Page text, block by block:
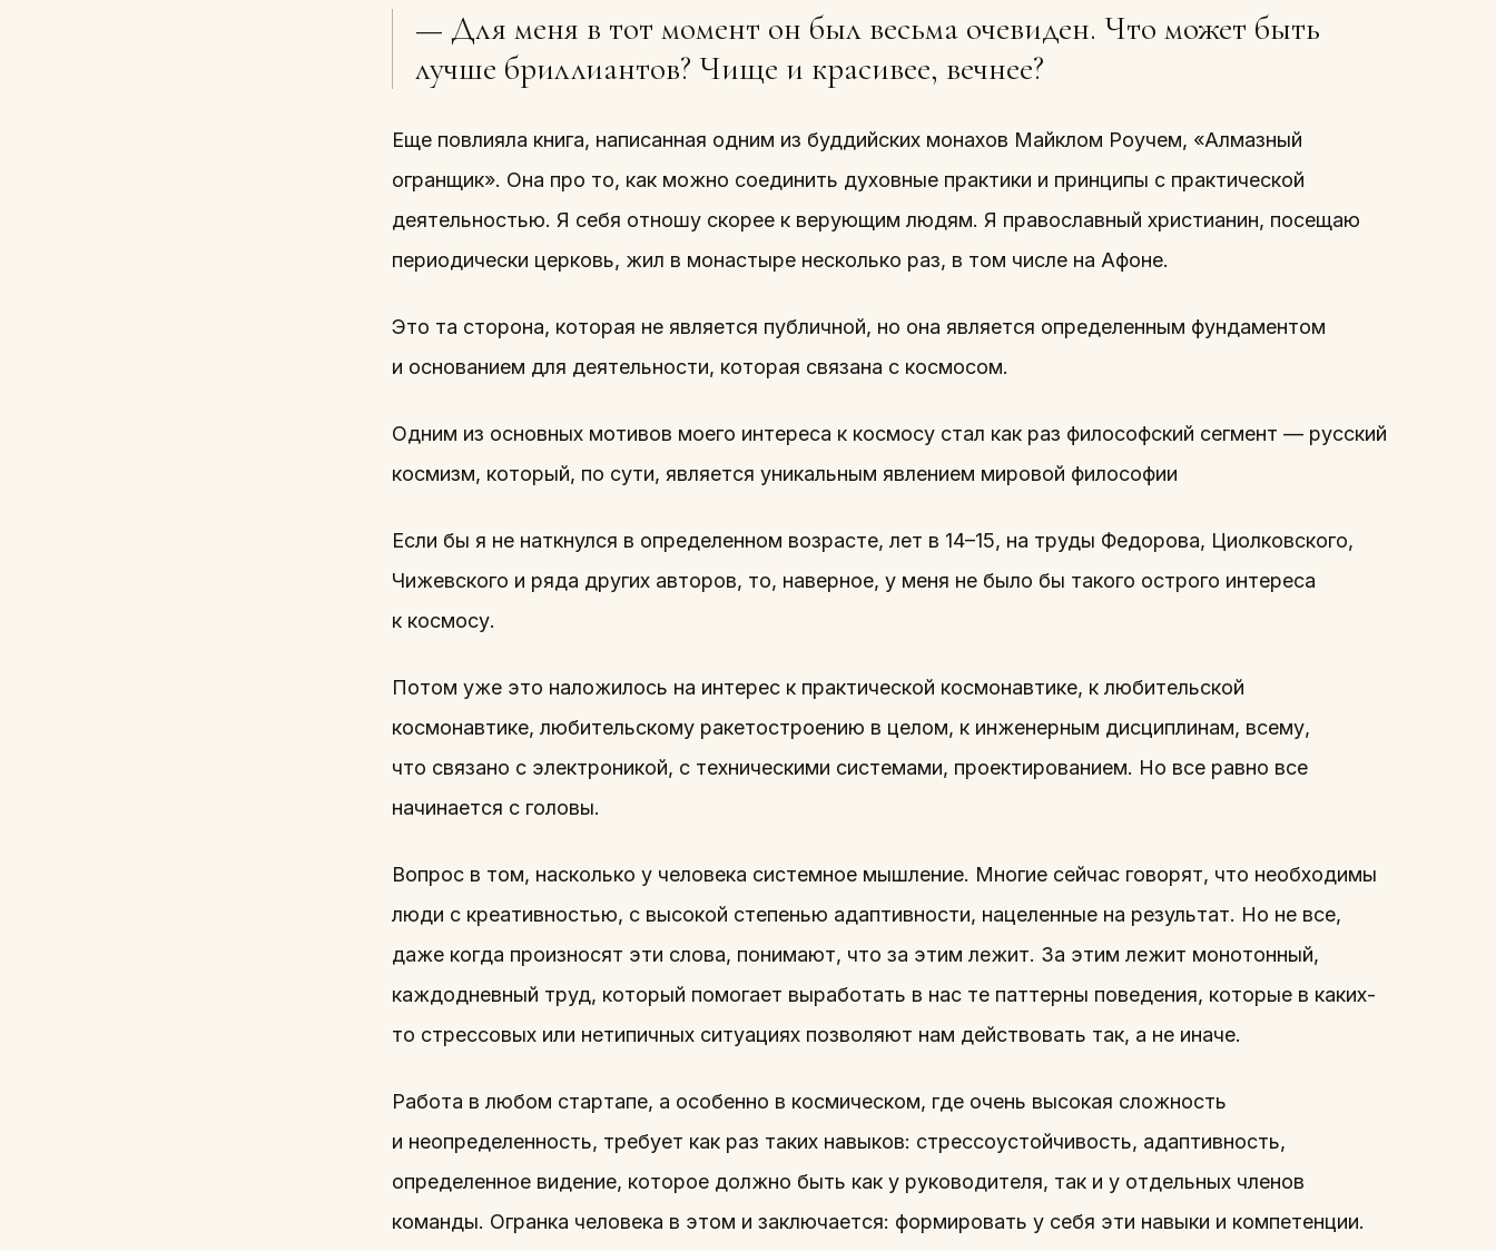
— Для меня в тот момент он был весьма очевиден. Что может быть
лучше бриллиантов? Чище и красивее, вечнее?
Еще повлияла книга, написанная одним из буддийских монахов Майклом Роучем, «Алмазный
огранщик». Она про то, как можно соединить духовные практики и принципы с практической
деятельностью. Я себя отношу скорее к верующим людям. Я православный христианин, посещаю
периодически церковь, жил в монастыре несколько раз, в том числе на Афоне.
Это та сторона, которая не является публичной, но она является определенным фундаментом
и основанием для деятельности, которая связана с космосом.
Одним из основных мотивов моего интереса к космосу стал как раз философский сегмент — русский
космизм, который, по сути, является уникальным явлением мировой философии
Если бы я не наткнулся в определенном возрасте, лет в 14–15, на труды Федорова, Циолковского,
Чижевского и ряда других авторов, то, наверное, у меня не было бы такого острого интереса
к космосу.
Потом уже это наложилось на интерес к практической космонавтике, к любительской
космонавтике, любительскому ракетостроению в целом, к инженерным дисциплинам, всему,
что связано с электроникой, с техническими системами, проектированием. Но все равно все
начинается с головы.
Вопрос в том, насколько у человека системное мышление. Многие сейчас говорят, что необходимы
люди с креативностью, с высокой степенью адаптивности, нацеленные на результат. Но не все,
даже когда произносят эти слова, понимают, что за этим лежит. За этим лежит монотонный,
каждодневный труд, который помогает выработать в нас те паттерны поведения, которые в каких-
то стрессовых или нетипичных ситуациях позволяют нам действовать так, а не иначе.
Работа в любом стартапе, а особенно в космическом, где очень высокая сложность
и неопределенность, требует как раз таких навыков: стрессоустойчивость, адаптивность,
определенное видение, которое должно быть как у руководителя, так и у отдельных членов
команды. Огранка человека в этом и заключается: формировать у себя эти навыки и компетенции.